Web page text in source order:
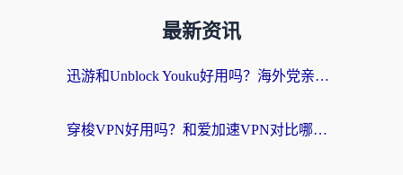
最新资讯
迅游和Unblock Youku好用吗？海外党亲测：3个维度教你选对回国加速器
穿梭VPN好用吗？和爱加速VPN对比哪个回国效果更好？海外党必看的实用指南